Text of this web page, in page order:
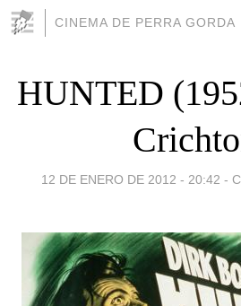
CINEMA DE PERRA GORDA
HUNTED
12 DE ENERO DE 2012 - 20:42 -